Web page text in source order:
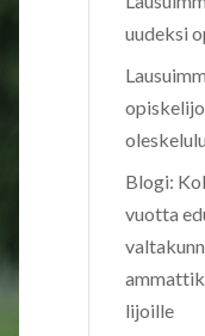
uudeksi
Blogi:
vuotta
lijoille